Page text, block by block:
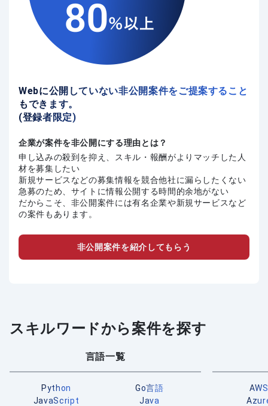
Webに公開していない非公開案件をご提案すること
もできます。
(登録者限定)
企業が案件を非公開にする理由とは？
申し込みの殺到を抑え、スキル・報酬がよりマッチした人
材を募集したい
新規サービスなどの募集情報を競合他社に漏らしたくない
急募のため、サイトに情報公開する時間的余地がない
だからこそ、非公開案件には有名企業や新規サービスなど
の案件もあります。
非公開案件を紹介してもらう
スキルワードから案件を探す
言語一覧
Python
Go言語
JavaScript
Java
AWS